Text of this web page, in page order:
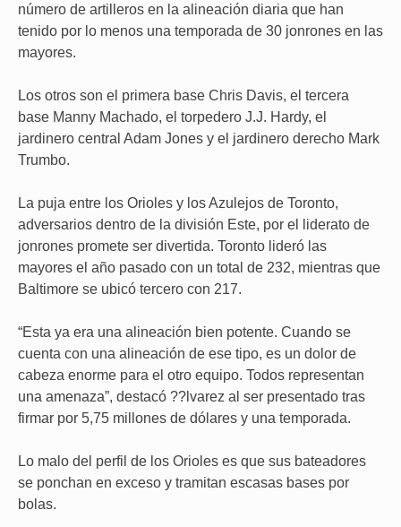
número de artilleros en la alineación diaria que han
tenido por lo menos una temporada de 30 jonrones en las
mayores.
Los otros son el primera base Chris Davis, el tercera
base Manny Machado, el torpedero J.J. Hardy, el
jardinero central Adam Jones y el jardinero derecho Mark
Trumbo.
La puja entre los Orioles y los Azulejos de Toronto,
adversarios dentro de la división Este, por el liderato de
jonrones promete ser divertida. Toronto lideró las
mayores el año pasado con un total de 232, mientras que
Baltimore se ubicó tercero con 217.
“Esta ya era una alineación bien potente. Cuando se
cuenta con una alineación de ese tipo, es un dolor de
cabeza enorme para el otro equipo. Todos representan
una amenaza”, destacó ??lvarez al ser presentado tras
firmar por 5,75 millones de dólares y una temporada.
Lo malo del perfil de los Orioles es que sus bateadores
se ponchan en exceso y tramitan escasas bases por
bolas.